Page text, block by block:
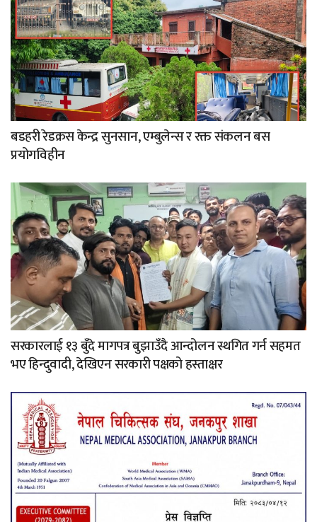
बडहरी रेडक्रस केन्द्र सुनसान, एम्बुलेन्स र रक्त संकलन बस
प्रयोगविहीन
सरकारलाई १३ बुँदे मागपत्र बुझाउँदै आन्दोलन स्थगित गर्न सहमत
भए हिन्दुवादी, देखिएन सरकारी पक्षको हस्ताक्षर